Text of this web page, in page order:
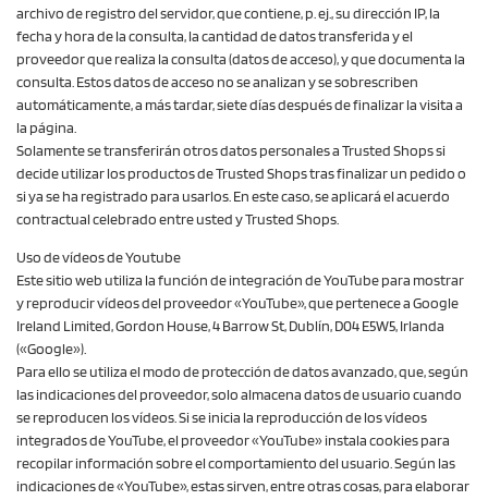
archivo de registro del servidor, que contiene, p. ej., su dirección IP, la
fecha y hora de la consulta, la cantidad de datos transferida y el
proveedor que realiza la consulta (datos de acceso), y que documenta la
consulta. Estos datos de acceso no se analizan y se sobrescriben
automáticamente, a más tardar, siete días después de finalizar la visita a
la página.
Solamente se transferirán otros datos personales a Trusted Shops si
decide utilizar los productos de Trusted Shops tras finalizar un pedido o
si ya se ha registrado para usarlos. En este caso, se aplicará el acuerdo
contractual celebrado entre usted y Trusted Shops.
Uso de vídeos de Youtube
Este sitio web utiliza la función de integración de YouTube para mostrar
y reproducir vídeos del proveedor «YouTube», que pertenece a Google
Ireland Limited, Gordon House, 4 Barrow St, Dublín, D04 E5W5, Irlanda
(«Google»).
Para ello se utiliza el modo de protección de datos avanzado, que, según
las indicaciones del proveedor, solo almacena datos de usuario cuando
se reproducen los vídeos. Si se inicia la reproducción de los vídeos
integrados de YouTube, el proveedor «YouTube» instala cookies para
recopilar información sobre el comportamiento del usuario. Según las
indicaciones de «YouTube», estas sirven, entre otras cosas, para elaborar